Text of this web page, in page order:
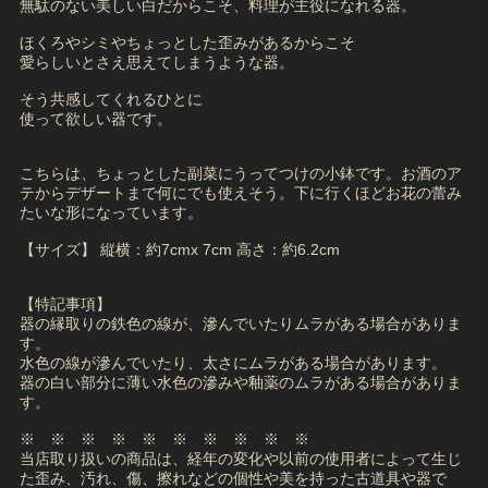
無駄のない美しい白だからこそ、料理が主役になれる器。
ほくろやシミやちょっとした歪みがあるからこそ
愛らしいとさえ思えてしまうような器。
そう共感してくれるひとに
使って欲しい器です。
こちらは、ちょっとした副菜にうってつけの小鉢です。お酒のア
テからデザートまで何にでも使えそう。下に行くほどお花の蕾み
たいな形になっています。
【サイズ】 縦横：約7cmx 7cm 高さ：約6.2cm
【特記事項】
器の縁取りの鉄色の線が、滲んでいたりムラがある場合がありま
す。
水色の線が滲んでいたり、太さにムラがある場合があります。
器の白い部分に薄い水色の滲みや釉薬のムラがある場合がありま
す。
※ ※ ※ ※ ※ ※ ※ ※ ※ ※
当店取り扱いの商品は、経年の変化や以前の使用者によって生じ
た歪み、汚れ、傷、擦れなどの個性や美を持った古道具や器で